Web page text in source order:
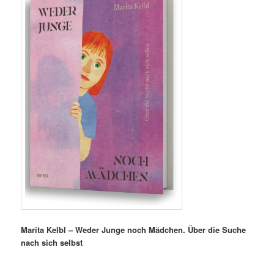
Marita Kelbl – Weder Junge noch Mädchen. Über die Suche
nach sich selbst